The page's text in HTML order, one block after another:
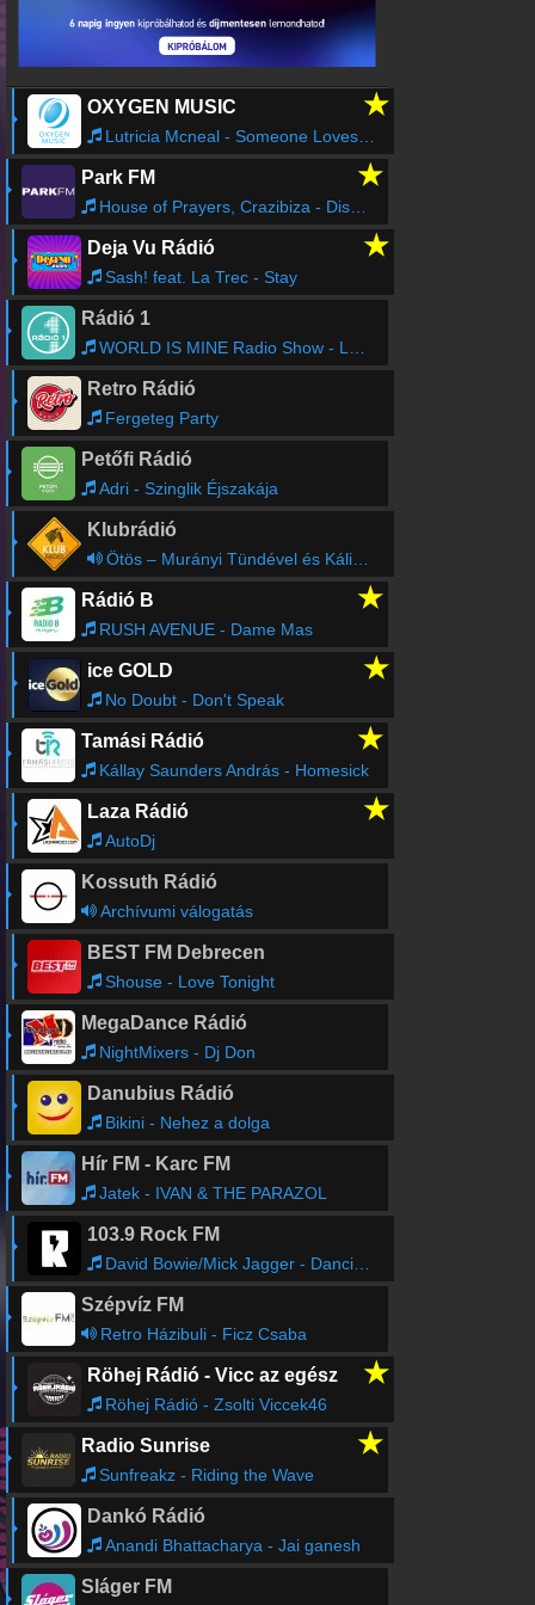
BEST FM - Velence - 128 Kbps
BEST FM - Pécs - 128 Kbps
BEST FM - Baja - 128 Kbps
OXYGEN MUSIC ★
Lutricia Mcneal - Someone Loves You Honey
Park FM ★
House of Prayers, Crazibiza - Disco Stepper
Deja Vu Rádió ★
Sash! feat. La Trec - Stay
Rádió 1
WORLD IS MINE Radio Show - Lotfi Begi
Retro Rádió
Fergeteg Party
Petőfi Rádió
Adri - Szinglik Éjszakája
Klubrádió
Ötös – Murányi Tündével és Kálid Artúrral (ism.)
Rádió B ★
RUSH AVENUE - Dame Mas
ice GOLD ★
No Doubt - Don't Speak
Tamási Rádió ★
Kállay Saunders András - Homesick
Laza Rádió ★
AutoDj
Kossuth Rádió
Archívumi válogatás
BEST FM Debrecen
Shouse - Love Tonight
MegaDance Rádió
NightMixers - Dj Don
Danubius Rádió
Bikini - Nehez a dolga
Hír FM - Karc FM
Jatek - IVAN & THE PARAZOL
103.9 Rock FM
David Bowie/Mick Jagger - Dancing In The Street
Szépvíz FM
Retro Házibuli - Ficz Csaba
Röhej Rádió - Vicc az egész ★
Röhej Rádió - Zsolti Viccek46
Radio Sunrise ★
Sunfreakz - Riding the Wave
Dankó Rádió
Anandi Bhattacharya - Jai ganesh
Sláger FM